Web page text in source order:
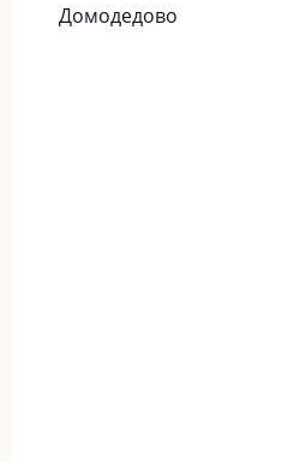
Домодедово